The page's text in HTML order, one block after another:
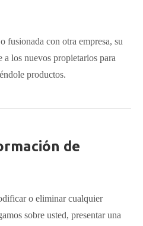
fusionada con otra empresa, su
los nuevos propietarios para
productos.
de
o eliminar cualquier
sobre usted, presentar una